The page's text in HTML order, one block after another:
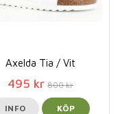
Axelda Tia / Vit
495 kr 800 kr
INFO KÖP